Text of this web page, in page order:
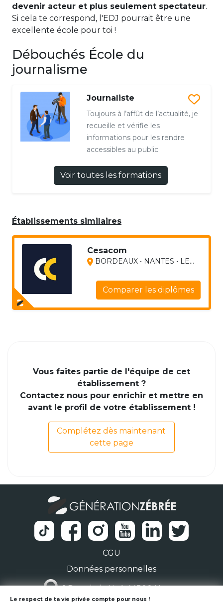
devenir acteur et plus seulement spectateur.
Si cela te correspond, l'EDJ pourrait être une
excellente école pour toi !
Débouchés École du
journalisme
Journaliste
Toujours à l’affût de l’actualité, je
recueille et vérifie les
informations pour les rendre
accessibles au public
Voir toutes les formations
Établissements similaires
Cesacom
BORDEAUX • NANTES • LE...
Comparer les diplômes
Vous faites partie de l'équipe de cet
établissement ?
Contactez nous pour enrichir et mettre en
avant le profil de votre établissement !
Complétez dès maintenant
cette page
CGU
Données personnelles
1 Rue de la Noë 44300 Nantes
Le respect de ta vie privée compte pour nous !